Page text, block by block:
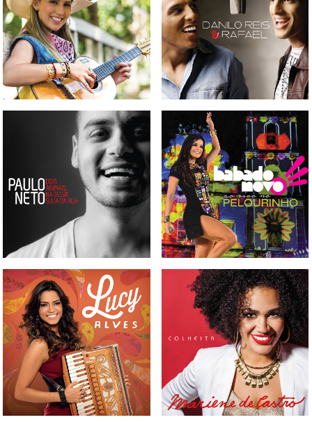
CD BRUNA VIOLA - SEM
FRONTEIRAS
CD DANILO REIS & RAFAEL
CD PAULO NETO - DOIS
ANIMAIS NA SELVA SUJA DA
RUA
CD E DVD BABADO NOVO -
AO VIVO NO PELOURINHO
CD LUCY ALVES
CD MARIENE DE CASTRO -
COLHEITA